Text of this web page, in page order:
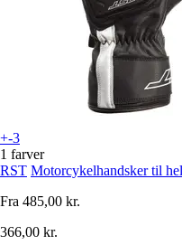
+-3
1 farver
RST Motorcykelhandsker til
Fra 485,00 kr.
366,00 kr.